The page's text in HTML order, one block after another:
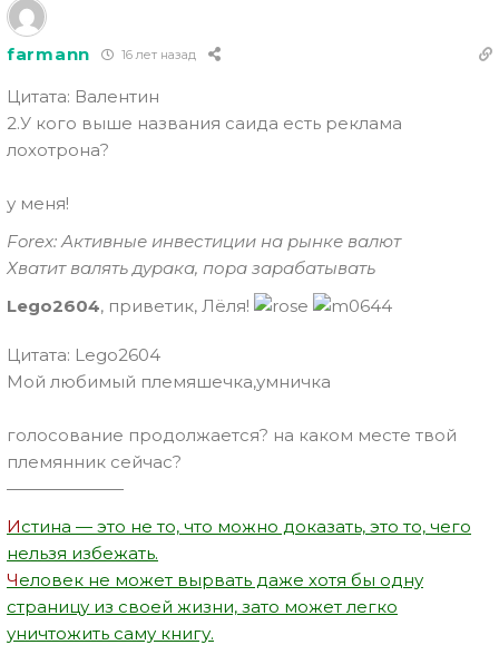
farmann 16 лет назад
Цитата: Валентин
2.У кого выше названия саида есть реклама
лохотрона?
у меня!
Forex: Активные инвестиции на рынке валют
Хватит валять дурака, пора зарабатывать
Lego2604, приветик, Лёля!
Цитата: Lego2604
Мой любимый племяшечка,умничка
голосование продолжается? на каком месте твой
племянник сейчас?
———————
Истина — это не то, что можно доказать, это то, чего
нельзя избежать.
Человек не может вырвать даже хотя бы одну
страницу из своей жизни, зато может легко
уничтожить саму книгу.